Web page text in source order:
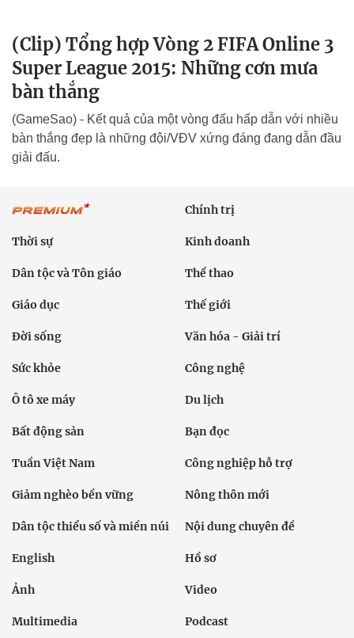
(Clip) Tổng hợp Vòng 2 FIFA Online 3
Super League 2015: Những cơn mưa
bàn thắng
(GameSao) - Kết quả của một vòng đấu hấp dẫn với nhiều
bàn thắng đẹp là những đội/VĐV xứng đáng đang dẫn đầu
giải đấu.
Chính trị
Thời sự Kinh doanh
Dân tộc và Tôn giáo Thể thao
Giáo dục Thế giới
Đời sống Văn hóa - Giải trí
Sức khỏe Công nghệ
Ô tô xe máy Du lịch
Bất động sản Bạn đọc
Tuần Việt Nam Công nghiệp hỗ trợ
Giảm nghèo bền vững Nông thôn mới
Dân tộc thiểu số và miền núi Nội dung chuyên đề
English Hồ sơ
Ảnh Video
Multimedia Podcast